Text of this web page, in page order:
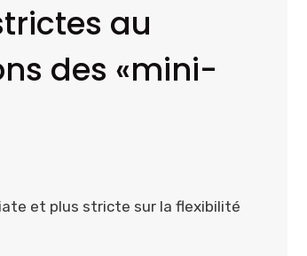
au
des «mini-
et plus stricte sur la flexibilité